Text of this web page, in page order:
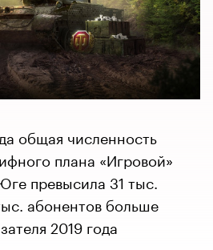
общая численность
плана «Игровой»
превысила 31 тыс.
абонентов больше
2019 года